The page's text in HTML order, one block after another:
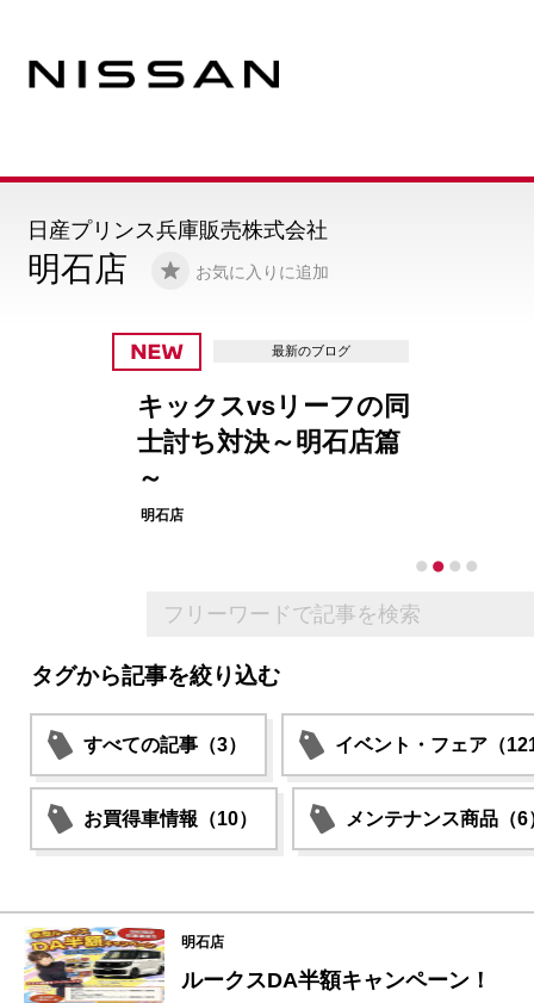
明石店 お気に入りに追加
日産プリンス兵庫販売株式会社
日産営業の仕事とは
元上場企業マネージ
タグから記事を絞り込む
すべての記事（3） イベント・フェア（
お買得車情報（10） メンテナンス商品（6
明石店
ルークスDA半額キャンペーン！